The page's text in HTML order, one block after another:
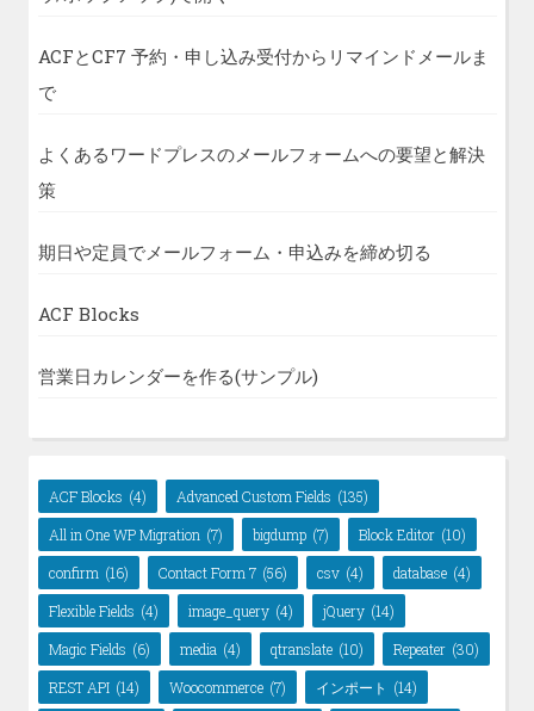
ACFとCF7 予約・申し込み受付からリマインドメールま
で
よくあるワードプレスのメールフォームへの要望と解決
策
期日や定員でメールフォーム・申込みを締め切る
ACF Blocks
営業日カレンダーを作る(サンプル)
ACF Blocks (4) Advanced Custom Fields (135)
All in One WP Migration (7) bigdump (7) Block Editor (10)
confirm (16) Contact Form 7 (56) csv (4) database (4)
Flexible Fields (4) image_query (4) jQuery (14)
Magic Fields (6) media (4) qtranslate (10) Repeater (30)
REST API (14) Woocommerce (7) インポート (14)